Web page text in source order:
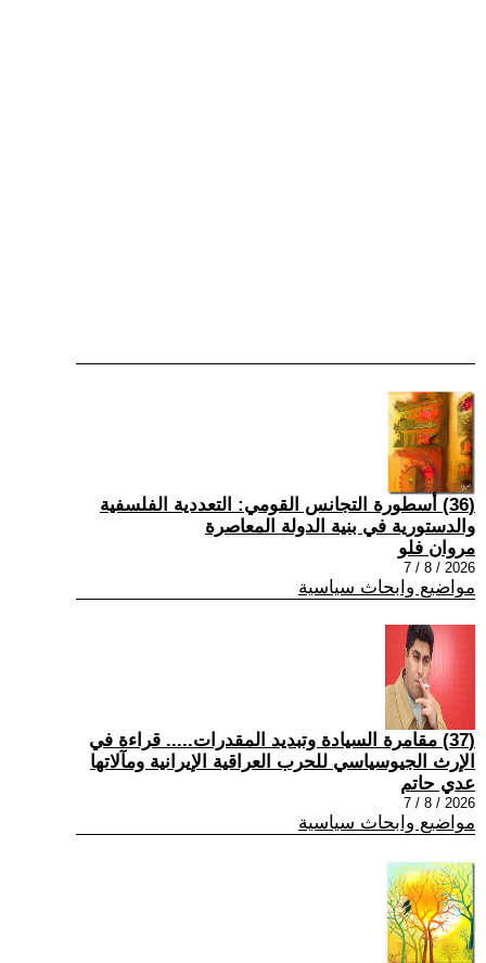
(36) أسطورة التجانس القومي: التعددية الفلسفية
والدستورية في بنية الدولة المعاصرة
مروان فلو
2026 / 8 / 7
مواضيع وابحاث سياسية
(37) مقامرة السيادة وتبديد المقدرات..... قراءة في
الإرث الجيوسياسي للحرب العراقية الإيرانية ومآلاتها
عدي حاتم
2026 / 8 / 7
مواضيع وابحاث سياسية